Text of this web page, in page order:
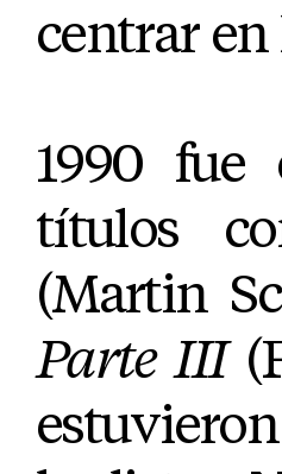
centrar en
1990 fue
títulos
(Martin
Parte III